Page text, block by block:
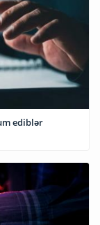
ediblər